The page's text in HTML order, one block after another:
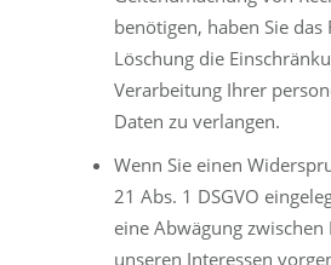
benötigen, haben Sie das
Löschung die
Verarbeitung Ihrer
Daten zu verlangen.
Wenn Sie einen
21 Abs. 1 DSGVO
eine Abwägung zwischen
unseren Interessen